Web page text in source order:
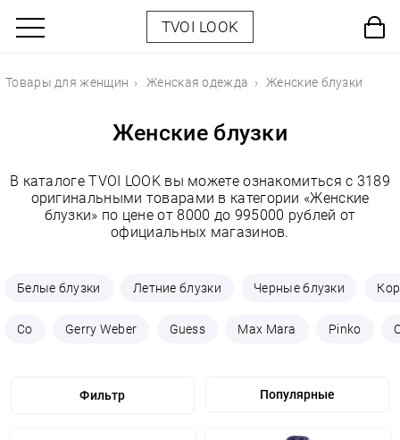
TVOI LOOK
Товары для женщин Женская одежда Женские блузки
Женские блузки
В каталоге TVOI LOOK вы можете ознакомиться с 3189
оригинальными товарами в категории «Женские
блузки» по цене от 8000 до 995000 рублей от
официальных магазинов.
Белые блузки Летние блузки Черные блузки
Co Gerry Weber Guess Max Mara Pinko
Фильтр